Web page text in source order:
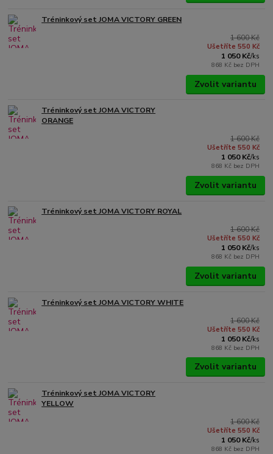
Tréninkový set JOMA VICTORY GREEN
1 600 Kč
Ušetříte 550 Kč
1 050 Kč/ks
868 Kč bez DPH
Zvolit variantu
Tréninkový set JOMA VICTORY
ORANGE
1 600 Kč
Ušetříte 550 Kč
1 050 Kč/ks
868 Kč bez DPH
Zvolit variantu
Tréninkový set JOMA VICTORY ROYAL
1 600 Kč
Ušetříte 550 Kč
1 050 Kč/ks
868 Kč bez DPH
Zvolit variantu
Tréninkový set JOMA VICTORY WHITE
1 600 Kč
Ušetříte 550 Kč
1 050 Kč/ks
868 Kč bez DPH
Zvolit variantu
Tréninkový set JOMA VICTORY
YELLOW
1 600 Kč
Ušetříte 550 Kč
1 050 Kč/ks
868 Kč bez DPH